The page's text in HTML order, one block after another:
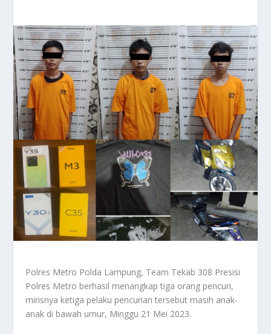
Polres Metro Polda Lampung, Team Tekab 308 Presisi
Polres Metro berhasil menangkap tiga orang pencuri,
mirisnya ketiga pelaku pencurian tersebut masih anak-
anak di bawah umur, Minggu 21 Mei 2023.